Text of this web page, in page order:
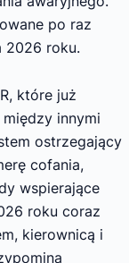
po raz
2026 roku.
które już
innymi
ostrzegający
cofania,
wspierające
roku coraz
kierownicą i